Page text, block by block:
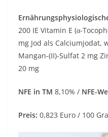
200 IE Vitamin E (α-
mg Jod als Calciumjodat,
Mangan-(II)-Sulfat 2 mg
20 mg
NFE in TM 8,10% / NFE-
Preis: 0,823 Euro / 100